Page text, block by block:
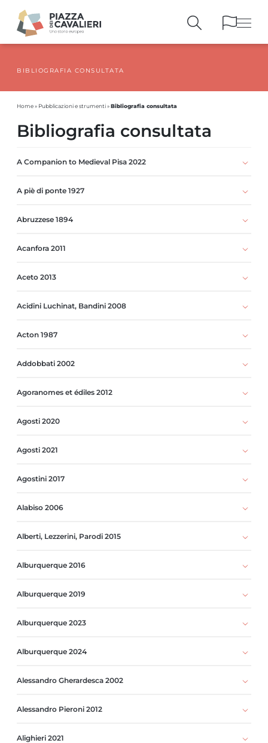
PUBBLICAZIONI E STRUMENTI
BIBLIOGRAFIA CONSULTATA
Home» Pubblicazioni e strumenti»Bibliografia consultata
Bibliografia consultata
A Companion to Medieval Pisa 2022
A piè di ponte 1927
Abruzzese 1894
Acanfora 2011
Aceto 2013
Acidini Luchinat, Bandini 2008
Acton 1987
Addobbati 2002
Agoranomes et édiles 2012
Agosti 2020
Agosti 2021
Agostini 2017
Alabiso 2006
Alberti, Lezzerini, Parodi 2015
Alburquerque 2016
Alburquerque 2019
Alburquerque 2023
Alburquerque 2024
Alessandro Gherardesca 2002
Alessandro Pieroni 2012
Alighieri 2021